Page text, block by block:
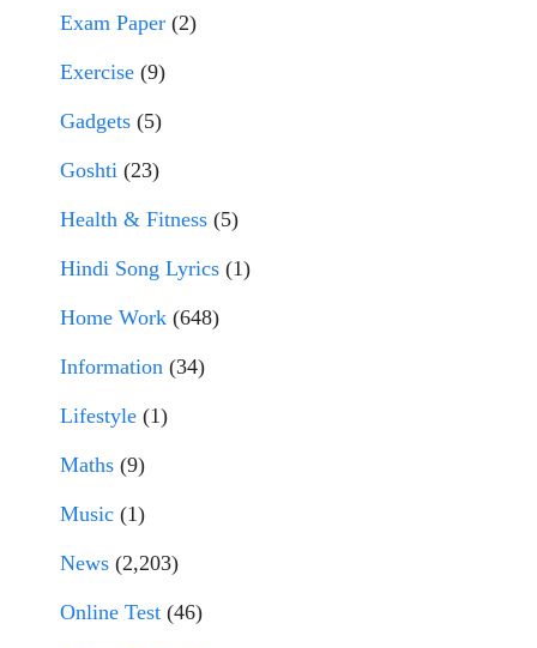
Exam Paper (2)
Exercise (9)
Gadgets (5)
Goshti (23)
Health & Fitness (5)
Hindi Song Lyrics (1)
Home Work (648)
Information (34)
Lifestyle (1)
Maths (9)
Music (1)
News (2,203)
Online Test (46)